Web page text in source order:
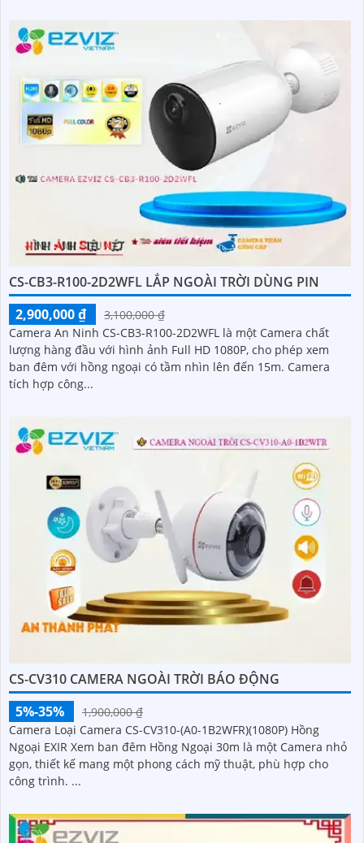
CS-CB3-R100-2D2WFL LẮP NGOÀI TRỜI DÙNG PIN
2,900,000 ₫
3,100,000 ₫
Camera An Ninh CS-CB3-R100-2D2WFL là một Camera chất
lượng hàng đầu với hình ảnh Full HD 1080P, cho phép xem
ban đêm với hồng ngoại có tầm nhìn lên đến 15m. Camera
tích hợp công...
CS-CV310 CAMERA NGOÀI TRỜI BÁO ĐỘNG
5%-35%
1,900,000 ₫
Camera Loại Camera CS-CV310-(A0-1B2WFR)(1080P) Hồng
Ngoại EXIR Xem ban đêm Hồng Ngoại 30m là một Camera nhỏ
gọn, thiết kế mang một phong cách mỹ thuật, phù hợp cho
công trình. ...